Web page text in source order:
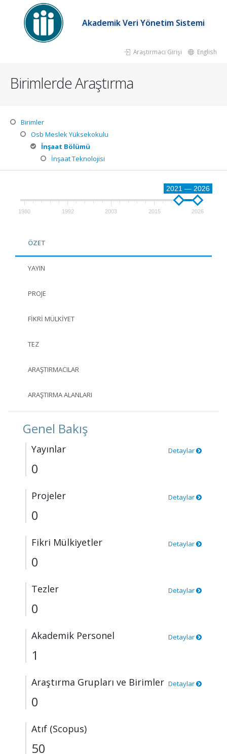
Akademik Veri Yönetim Sistemi
Araştırmacı Girişi English
Birimlerde Araştırma
Birimler
Osb Meslek Yüksekokulu
İnşaat Bölümü
İnşaat Teknolojisi
2021 — 2026
1980 1992 2003 2015 2026
ÖZET
YAYIN
PROJE
FIKRI MÜLKIYET
TEZ
ARAŞTIRMACILAR
ARAŞTIRMA ALANLARI
Genel Bakış
Yayınlar Detaylar
0
Projeler Detaylar
0
Fikri Mülkiyetler Detaylar
0
Tezler Detaylar
0
Akademik Personel Detaylar
1
Araştırma Grupları ve Birimler Detaylar
0
Atıf (Scopus)
50